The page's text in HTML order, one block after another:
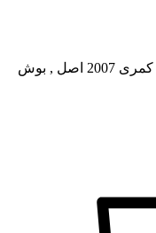
قیمت بوش طبق کمری 2007, بوش طبق کمری 2007 اصل , بوش